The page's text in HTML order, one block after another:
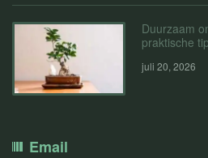
Duurzaam
praktische
juli 20, 2026
Email